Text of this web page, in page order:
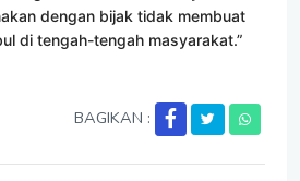
dengan bijak tidak membuat
di tengah-tengah masyarakat.”
BAGIKAN :